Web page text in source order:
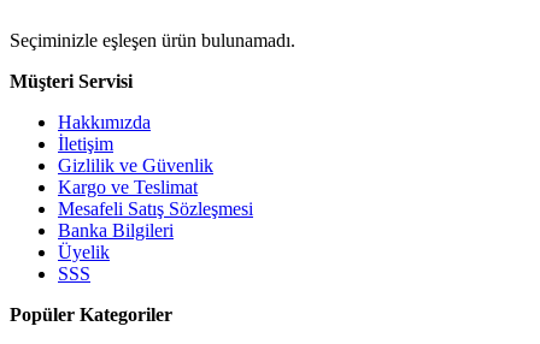
Seçiminizle eşleşen ürün bulunamadı.
Müşteri Servisi
Hakkımızda
İletişim
Gizlilik ve Güvenlik
Kargo ve Teslimat
Mesafeli Satış Sözleşmesi
Banka Bilgileri
Üyelik
SSS
Popüler Kategoriler